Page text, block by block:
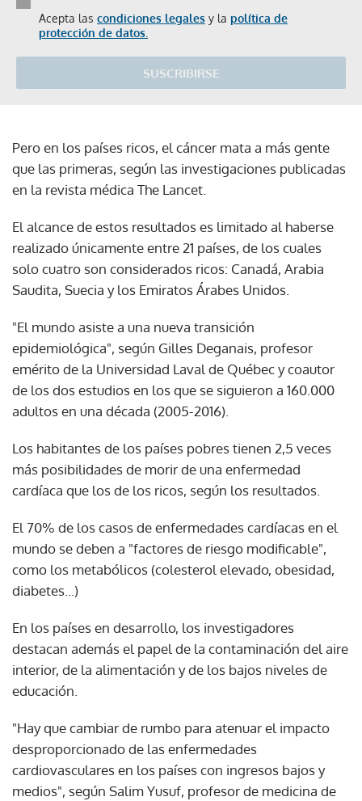
Acepta las condiciones legales y la política de
protección de datos.
SUSCRIBIRSE
Pero en los países ricos, el cáncer mata a más gente
que las primeras, según las investigaciones publicadas
en la revista médica The Lancet.
El alcance de estos resultados es limitado al haberse
realizado únicamente entre 21 países, de los cuales
solo cuatro son considerados ricos: Canadá, Arabia
Saudita, Suecia y los Emiratos Árabes Unidos.
"El mundo asiste a una nueva transición
epidemiológica", según Gilles Deganais, profesor
emérito de la Universidad Laval de Québec y coautor
de los dos estudios en los que se siguieron a 160.000
adultos en una década (2005-2016).
Los habitantes de los países pobres tienen 2,5 veces
más posibilidades de morir de una enfermedad
cardíaca que los de los ricos, según los resultados.
El 70% de los casos de enfermedades cardíacas en el
mundo se deben a "factores de riesgo modificable",
como los metabólicos (colesterol elevado, obesidad,
diabetes...)
En los países en desarrollo, los investigadores
destacan además el papel de la contaminación del aire
interior, de la alimentación y de los bajos niveles de
educación.
"Hay que cambiar de rumbo para atenuar el impacto
desproporcionado de las enfermedades
cardiovasculares en los países con ingresos bajos y
medios", según Salim Yusuf, profesor de medicina de